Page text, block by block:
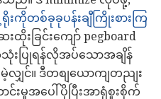
တစ်ခုခုပန်းချီကြိုးစားကြ
းခြင်းကျော် pegboard
သုံးပြုရန်လိုအပ်သောအချိန်
ျှင်။ ဒီတစျယောကျတညျး
းမှုအပေါ်ပိုပြီးအာရုံစူးစိုက်